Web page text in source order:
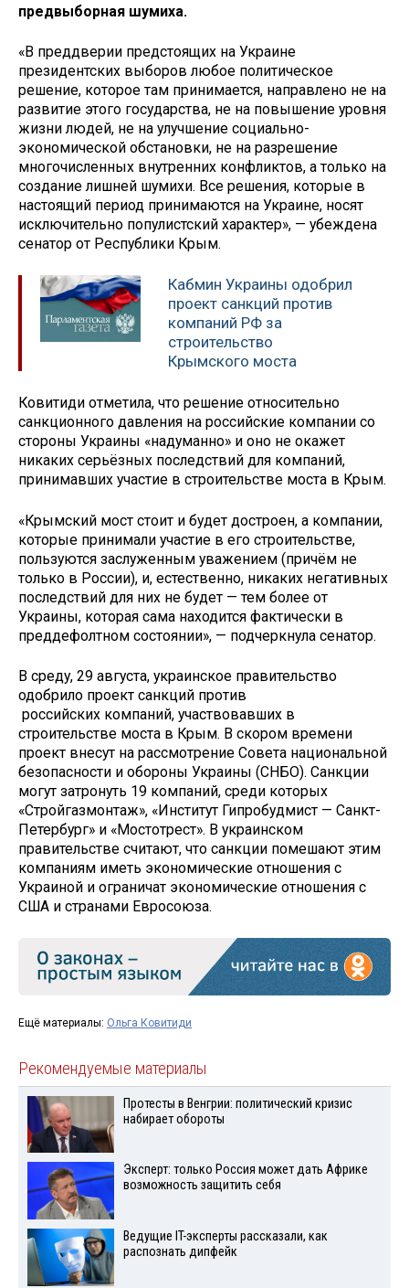
предвыборная шумиха.
«В преддверии предстоящих на Украине
президентских выборов любое политическое
решение, которое там принимается, направлено не на
развитие этого государства, не на повышение уровня
жизни людей, не на улучшение социально-
экономической обстановки, не на разрешение
многочисленных внутренних конфликтов, а только на
создание лишней шумихи. Все решения, которые в
настоящий период принимаются на Украине, носят
исключительно популистский характер», — убеждена
сенатор от Республики Крым.
Кабмин Украины одобрил
проект санкций против
компаний РФ за
строительство
Крымского моста
Ковитиди отметила, что решение относительно
санкционного давления на российские компании со
стороны Украины «надуманно» и оно не окажет
никаких серьёзных последствий для компаний,
принимавших участие в строительстве моста в Крым.
«Крымский мост стоит и будет достроен, а компании,
которые принимали участие в его строительстве,
пользуются заслуженным уважением (причём не
только в России), и, естественно, никаких негативных
последствий для них не будет — тем более от
Украины, которая сама находится фактически в
преддефолтном состоянии», — подчеркнула сенатор.
В среду, 29 августа, украинское правительство
одобрило проект санкций против
российских компаний, участвовавших в
строительстве моста в Крым. В скором времени
проект внесут на рассмотрение Совета национальной
безопасности и обороны Украины (СНБО). Санкции
могут затронуть 19 компаний, среди которых
«Стройгазмонтаж», «Институт Гипробудмист — Санкт-
Петербург» и «Мостотрест». В украинском
правительстве считают, что санкции помешают этим
компаниям иметь экономические отношения с
Украиной и ограничат экономические отношения с
США и странами Евросоюза.
Ещё материалы: Ольга Ковитиди
Рекомендуемые материалы
Протесты в Венгрии: политический кризис
набирает обороты
Эксперт: только Россия может дать Африке
возможность защитить себя
Ведущие IT-эксперты рассказали, как
распознать дипфейк